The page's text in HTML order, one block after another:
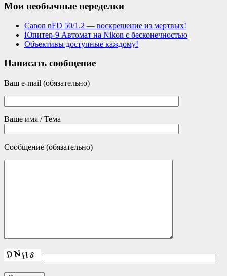
Мои необычные переделки
Canon nFD 50/1.2 — воскрешение из мертвых!
Юпитер-9 Автомат на Nikon с бесконечностью
Объективы доступные каждому!
Написать сообщение
Ваш e-mail (обязательно)
Ваше имя / Тема
Сообщение (обязательно)